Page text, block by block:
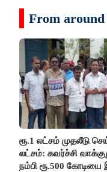
From around
ரூ.1 லட்சம் முதலீடு
லட்சம்: கவர்ச்சி
நம்பி ரூ.500